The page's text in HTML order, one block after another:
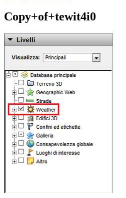
Copy+of+tewit4i0